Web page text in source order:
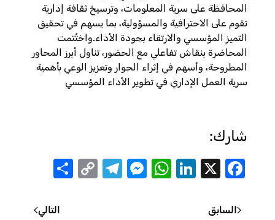
المحافظة على سرية المعلومات، وترسيخ ثقافة إدارية
تقوم على الاحترافية والمسؤولية، بما يسهم في تحقيق
التميز المؤسسي والارتقاء بجودة الأداء.واختُتمت
المحاضرة بنقاش تفاعلي مع الحضور، تناول أبرز المحاور
المطروحة، وأسهم في إثراء الحوار وتعزيز الوعي بأهمية
سرية العمل الإداري في تطوير الأداء المؤسسي
شارك:
Facebook
X
LinkedIn
WhatsApp
Messenger
Telegram
Copy
السابق التالي